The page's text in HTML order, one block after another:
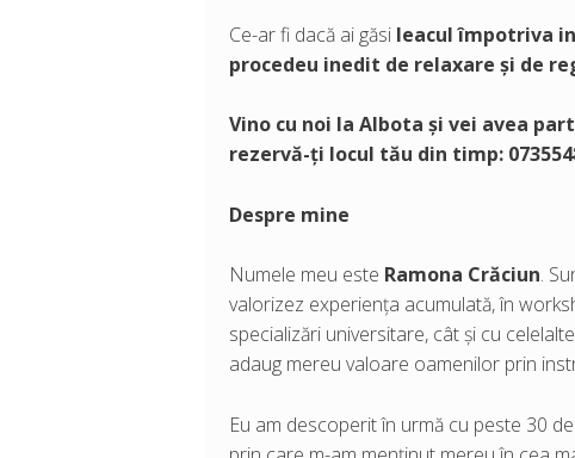
Ce-ar fi dacă ai găsi leacul împotriva
procedeu inedit de relaxare și de
Vino cu noi la Albota și vei avea
rezervă-ți locul tău din timp:
Despre mine
Numele meu este Ramona Crăciun.
valorizez experiența acumulată, în
specializări universitare, cât și cu
adaug mereu valoare oamenilor prin
Eu am descoperit în urmă cu peste 30